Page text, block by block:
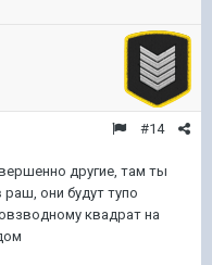
#14
другие, там ты
они будут тупо
квадрат на